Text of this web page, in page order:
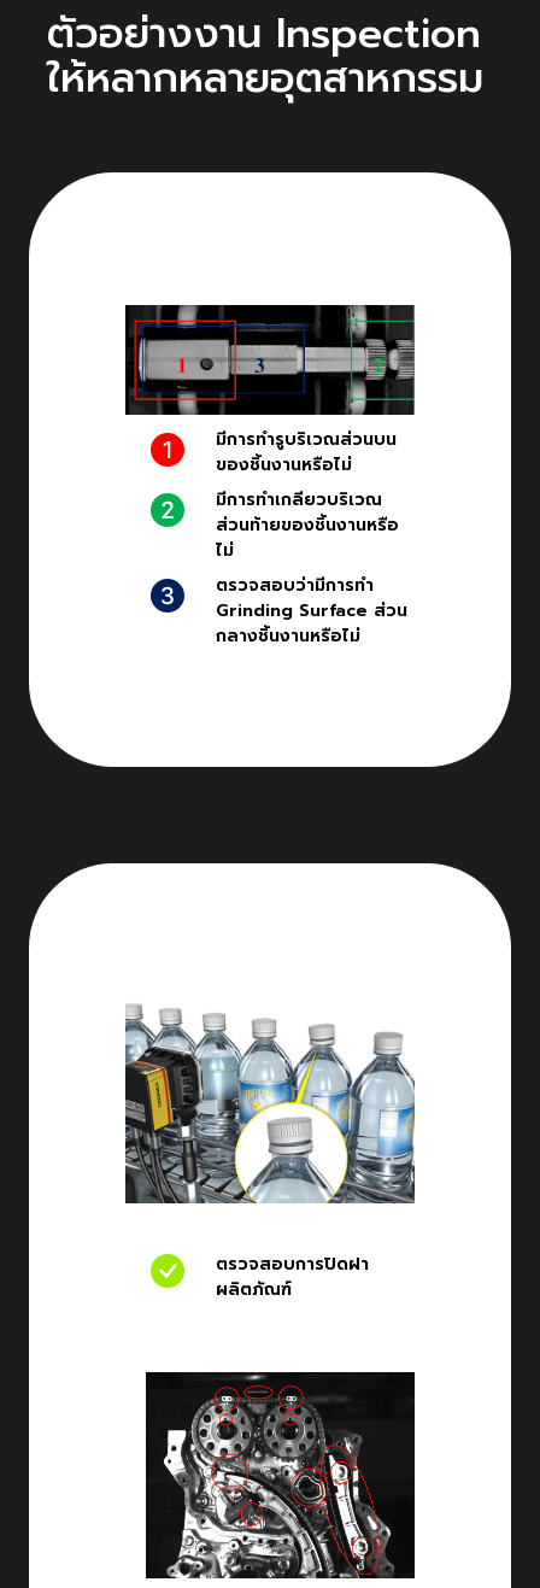
ตัวอย่างงาน Inspection
ให้หลากหลายอุตสาหกรรม
มีการทำรูบริเวณส่วนบน
ของชิ้นงานหรือไม่
มีการทำเกลียวบริเวณ
ส่วนท้ายของชิ้นงานหรือ
ไม่
ตรวจสอบว่ามีการทำ
Grinding Surface ส่วน
กลางชิ้นงานหรือไม่
ตรวจสอบการปิดฝา
ผลิตภัณฑ์